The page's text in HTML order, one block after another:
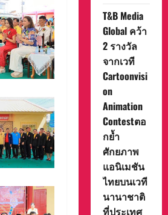
T&B Media
Global คว้า
2 รางวัล
จากเวที
Cartoonvisi
on
Animation
Contestตอ
กย้ำ
ศักยภาพ
แอนิเมชัน
ไทยบนเวที
นานาชาติ
ที่ประเทศ